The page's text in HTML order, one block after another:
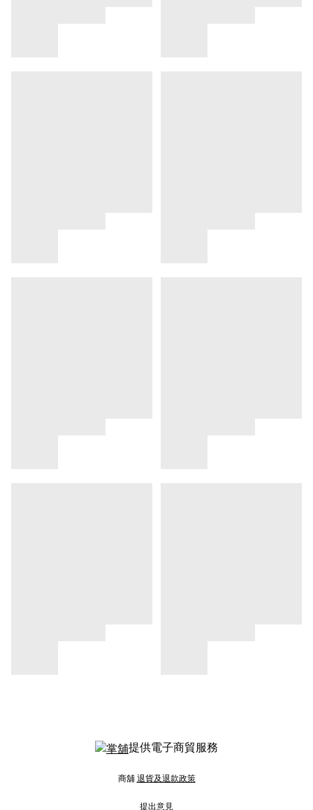
提供電子商貿服務
商舖 退貨及退款政策
提出意見